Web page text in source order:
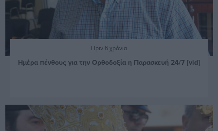
Πριν 6 χρόνια
Ημέρα πένθους για την Ορθοδοξία η Παρασκευή 24/7 [vid]